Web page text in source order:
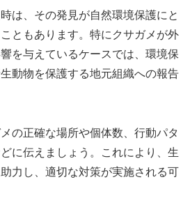
は、その発見が自然環境保護にと
ともあります。特にクサガメが外
を与えているケースでは、環境保
動物を保護する地元組織への報告
の正確な場所や個体数、行動パタ
に伝えましょう。これにより、生
力し、適切な対策が実施される可